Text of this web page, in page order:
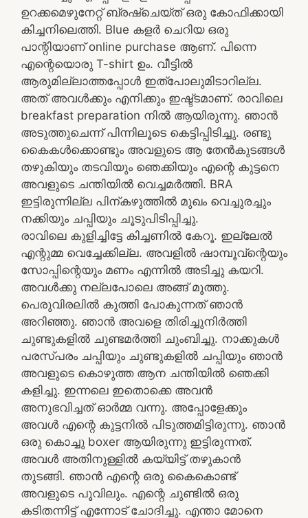
ഉറക്കമെഴുനേറ്റ് ബ്രഷ്ചെയ്‌ത്‌ ഒരു കോഫിക്കായി
കിച്ചനിലെത്തി. Blue കളർ ചെറിയ ഒരു
പാന്റിയാണ് online purchase ആണ്. പിന്നെ
എന്റെയൊരു T-shirt ഉം. വീട്ടിൽ
ആരുമില്ലാത്തപ്പോൾ ഇത്പോലുമിടാറില്ല.
അത് അവൾക്കും എനിക്കും ഇഷ്ട്ടമാണ്. രാവിലെ
breakfast preparation നിൽ ആയിരുന്നു. ഞാൻ
അടുത്തുചെന്ന് പിന്നിലൂടെ കെട്ടിപ്പിടിച്ചു. രണ്ടു
കൈകൾക്കൊണ്ടും അവളുടെ ആ തേൻകുടങ്ങൾ
തഴുകിയും തടവിയും ഞെക്കിയും എന്റെ കുട്ടനെ
അവളുടെ ചന്തിയിൽ വെച്ചമർത്തി. BRA
ഇട്ടിരുന്നില്ല പിന്കഴുത്തിൽ മുഖം വെച്ചുരച്ചും
നക്കിയും ചപ്പിയും ചൂടുപിടിപ്പിച്ചു.
രാവിലെ കുളിച്ചിട്ടേ കിച്ചണിൽ കേറൂ. ഇല്ലേൽ
എന്റുമ്മ വെച്ചേക്കില്ല. അവളിൽ ഷാമ്പൂവ്ന്റെയും
സോപ്പിന്റെയും മണം എന്നിൽ അടിച്ചു കയറി.
അവൾക്കു നല്ലപോലെ അങ്ങ് മൂത്തു.
പെരുവിരലിൽ കുത്തി പോകുന്നത് ഞാൻ
അറിഞ്ഞു. ഞാൻ അവളെ തിരിച്ചുനിർത്തി
ചുണ്ടുകളിൽ ചുണ്ടമർത്തി ചുംബിച്ചു. നാക്കുകൾ
പരസ്പരം ചപ്പിയും ചുണ്ടുകളിൽ ചപ്പിയും ഞാൻ
അവളുടെ കൊഴുത്ത ആന ചന്തിയിൽ ഞെക്കി
കളിച്ചു. ഇന്നലെ ഇതൊക്കെ അവൻ
അനുഭവിച്ചത് ഓർമ്മ വന്നു. അപ്പോളേക്കും
അവൾ എന്റെ കുട്ടനിൽ പിടുത്തമിട്ടിരുന്നു. ഞാൻ
ഒരു കൊച്ചു boxer ആയിരുന്നു ഇട്ടിരുന്നത്.
അവൾ അതിനുള്ളിൽ കയ്യിട്ട് തഴുകാൻ
തുടങ്ങി. ഞാൻ എന്റെ ഒരു കൈകൊണ്ട്
അവളുടെ പൂവിലും. എന്റെ ചുണ്ടിൽ ഒരു
കടിതന്നിട്ട് എന്നോട് ചോദിച്ചു. എന്താ മോനെ